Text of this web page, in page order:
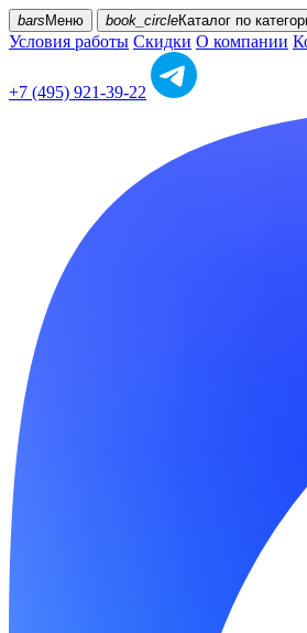
bars Меню book_circleКаталог по
Условия работы Скидки О компании
+7 (495) 921-39-22